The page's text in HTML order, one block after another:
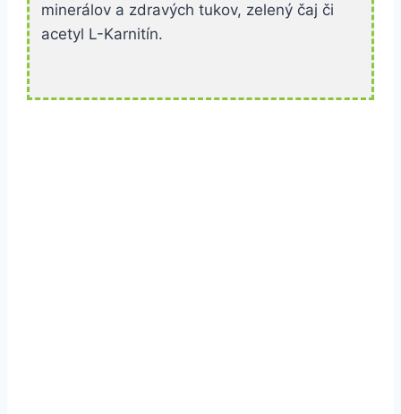
minerálov a zdravých tukov, zelený čaj či
acetyl L-Karnitín.